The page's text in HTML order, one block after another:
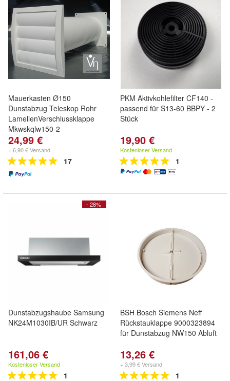
Mauerkasten Ø150
Dunstabzug Teleskop Rohr
LamellenVerschlussklappe
Mkwskqlw150-2
24,99 €
+ 6,90 € Versand
17
PKM Aktivkohlefilter CF140 -
passend für S13-60 BBPY - 2
Stück
19,90 €
Kostenloser Versand
1
- 28%
Dunstabzugshaube Samsung
NK24M1030IB/UR Schwarz
161,06 €
Kostenloser Versand
1
BSH Bosch Siemens Neff
Rückstauklappe 9000323894
für Dunstabzug NW150 Abluft
13,26 €
+ 3,99 € Versand
1